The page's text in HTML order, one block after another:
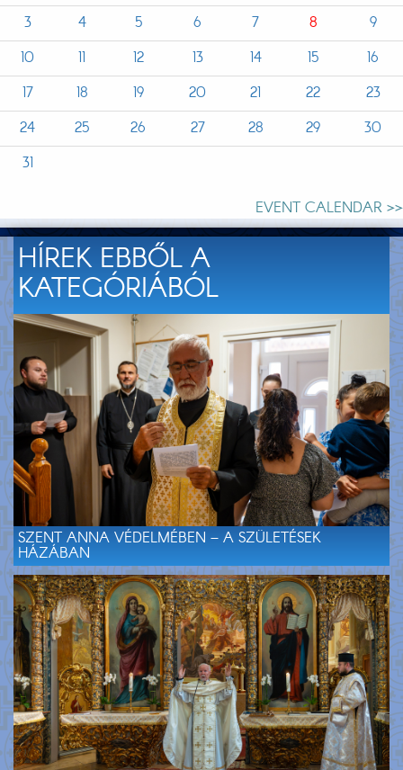
3
4 5 6 7 8
9
10
11 12 13 14 15
16
17
18 19 20 21 22
23
24
25 26 27 28 29
30
31
EVENT CALENDAR >>
HÍREK EBBŐL A
KATEGÓRIÁBÓL
SZENT ANNA VÉDELMÉBEN – A SZÜLETÉSEK
HÁZÁBAN